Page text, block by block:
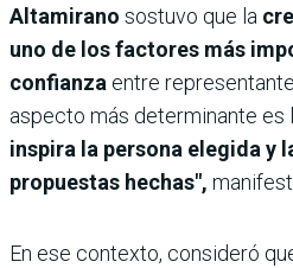
Altamirano sostuvo que la
uno de los factores más
confianza entre
aspecto más determinante es
inspira la persona elegida y
propuestas hechas",
En ese contexto, consideró